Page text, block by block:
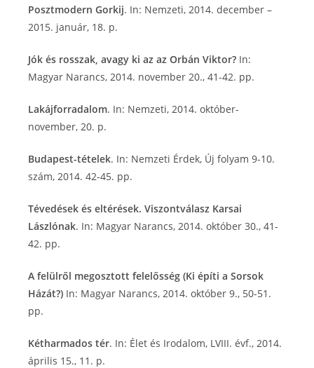
Posztmodern Gorkij. In: Nemzeti, 2014. december –
2015. január, 18. p.
Jók és rosszak, avagy ki az az Orbán Viktor? In:
Magyar Narancs, 2014. november 20., 41-42. pp.
Lakájforradalom. In: Nemzeti, 2014. október-
november, 20. p.
Budapest-tételek. In: Nemzeti Érdek, Új folyam 9-10.
szám, 2014. 42-45. pp.
Tévedések és eltérések. Viszontválasz Karsai
Lászlónak. In: Magyar Narancs, 2014. október 30., 41-
42. pp.
A felülről megosztott felelősség (Ki építi a Sorsok
Házát?) In: Magyar Narancs, 2014. október 9., 50-51.
pp.
Kétharmados tér. In: Élet és Irodalom, LVIII. évf., 2014.
április 15., 11. p.